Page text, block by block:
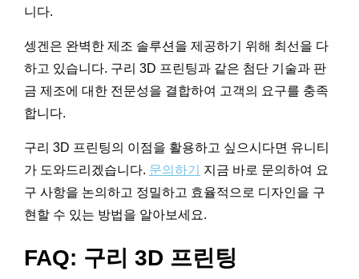
니다.
셍겐은 완벽한 제조 솔루션을 제공하기 위해 최선을 다
하고 있습니다. 구리 3D 프린팅과 같은 첨단 기술과 판
금 제조에 대한 전문성을 결합하여 고객의 요구를 충족
합니다.
구리 3D 프린팅의 이점을 활용하고 싶으시다면 유니티
가 도와드리겠습니다. 문의하기
지금 바로 문의하여 요
구 사항을 논의하고 정밀하고 효율적으로 디자인을 구
현할 수 있는 방법을 알아보세요.
FAQ: 구리 3D 프린팅